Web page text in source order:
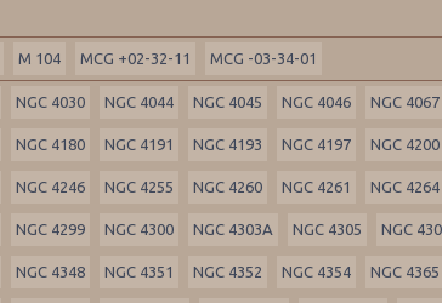
M 104 MCG +02-32-11 MCG -03-34-01
NGC 4030 NGC 4044 NGC 4045 NGC 4046 NGC 4067
NGC 4180 NGC 4191 NGC 4193 NGC 4197 NGC 4200
NGC 4246 NGC 4255 NGC 4260 NGC 4261 NGC 4264
NGC 4299 NGC 4300 NGC 4303A NGC 4305 NGC
NGC 4348 NGC 4351 NGC 4352 NGC 4354 NGC 4365